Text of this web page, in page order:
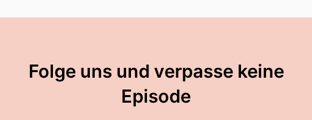
Folge uns und verpasse keine
Episode